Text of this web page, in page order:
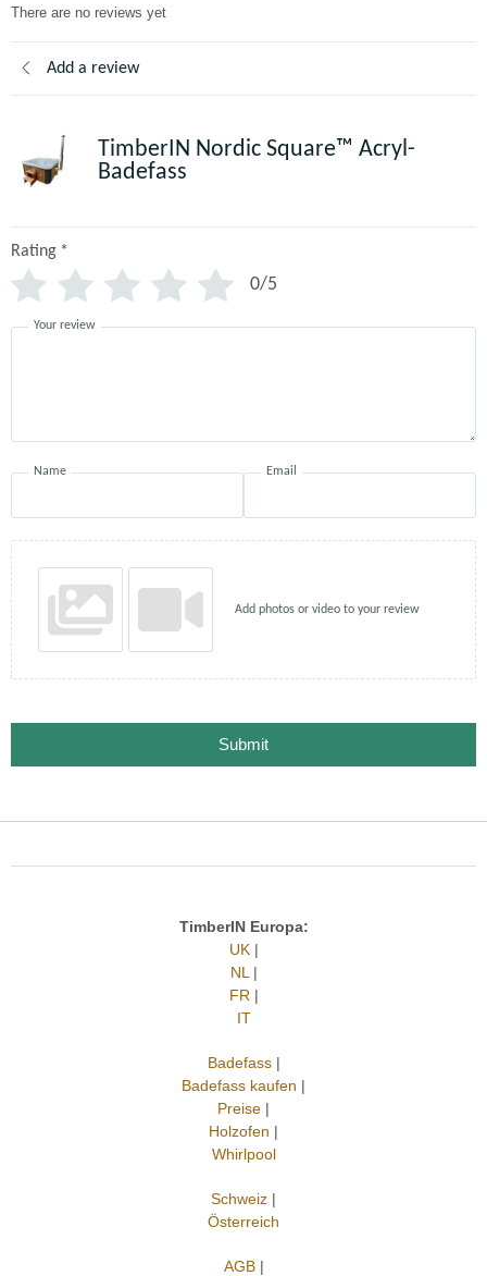
There are no reviews yet
Add a review
TimberIN Nordic Square™ Acryl-
Badefass
Rating *
0/5
Your review
Name Email
Add photos or video to your review
Submit
TimberIN Europa:
UK|
NL |
FR |
IT
Badefass|
Badefass kaufen |
Preise |
Holzofen |
Whirlpool
Schweiz |
Österreich
AGB|